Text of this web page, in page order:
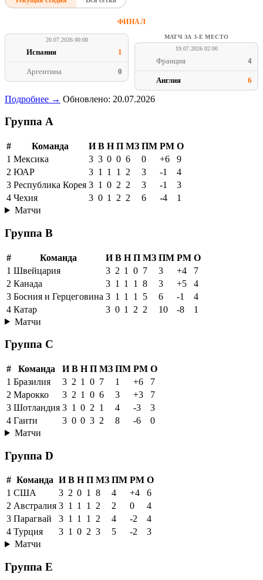
ФИНАЛ
20.07.2026 00:00
Испания 1
Аргентина 0
МАТЧ ЗА 3-Е МЕСТО
19.07.2026 02:00
Франция 4
Англия 6
Подробнее → Обновлено: 20.07.2026
Группа A
# Команда И В Н П МЗ ПМ РМ О
1 Мексика 3 3 0 0 6 0 +6
9
2 ЮАР 3 1 1 1 2 3 -1
4
3 Республика Корея 3 1 0 2 2 3 -1
3
4 Чехия 3 0 1 2 2 6 -4
1
Матчи
Группа B
# Команда И В Н П МЗ ПМ РМ О
1 Швейцария 3 2 1 0 7 3 +4
7
2 Канада 3 1 1 1 8 3 +5
4
3 Босния и Герцеговина 3 1 1 1 5 6 -1
4
4 Катар 3 0 1 2 2 10 -8
1
Матчи
Группа C
# Команда И В Н П МЗ ПМ РМ О
1 Бразилия 3 2 1 0 7 1 +6
7
2 Марокко 3 2 1 0 6 3 +3
7
3 Шотландия 3 1 0 2 1 4 -3
3
4 Гаити 3 0 0 3 2 8 -6
0
Матчи
Группа D
# Команда И В Н П МЗ ПМ РМ О
1 США 3 2 0 1 8 4 +4
6
2 Австралия 3 1 1 1 2 2 0
4
3 Парагвай 3 1 1 1 2 4 -2
4
4 Турция 3 1 0 2 3 5 -2
3
Матчи
Группа E